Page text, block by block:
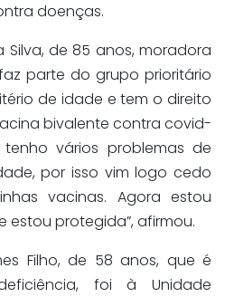
doenças.
Silva, de 85 anos, moradora
parte do grupo prioritário
de idade e tem o direito
bivalente contra covid-
tenho vários problemas de
por isso vim logo cedo
vacinas. Agora estou
estou protegida”, afirmou.
Filho, de 58 anos, que é
foi à Unidade